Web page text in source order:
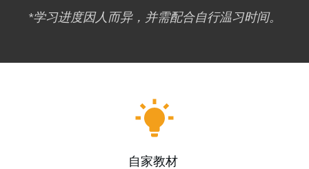
*学习进度因人而异，并需配合自行温习时间。
自家教材